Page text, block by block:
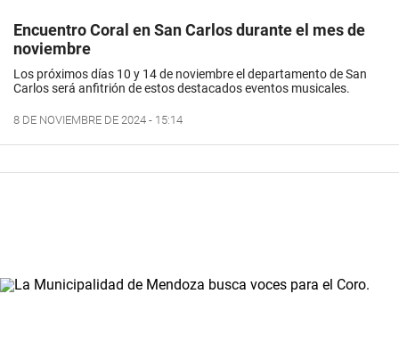
Encuentro Coral en San Carlos durante el mes de
noviembre
Los próximos días 10 y 14 de noviembre el departamento de San
Carlos será anfitrión de estos destacados eventos musicales.
8 DE NOVIEMBRE DE 2024 - 15:14